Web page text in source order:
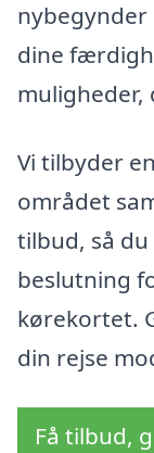
dine
Vi tilbyder
området
tilbud, så
beslutning
kørekortet.
din rejse
Få tilbud,